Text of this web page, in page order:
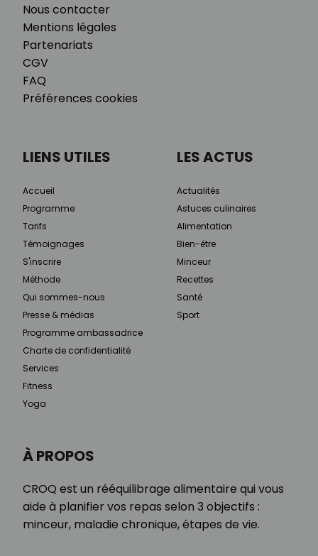
Nous contacter
Mentions légales
Partenariats
CGV
FAQ
Préférences cookies
À PROPOS
CROQ est un rééquilibrage alimentaire qui vous
aide à planifier vos repas selon 3 objectifs :
minceur, maladie chronique, étapes de vie.
LIENS UTILES
Accueil
Programme
Tarifs
Témoignages
S'inscrire
Méthode
Qui sommes-nous
Presse & médias
Programme ambassadrice
Charte de confidentialité
Services
Fitness
Yoga
LES ACTUS
Actualités
Astuces culinaires
Alimentation
Bien-être
Minceur
Recettes
Santé
Sport